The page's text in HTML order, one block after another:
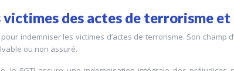
victimes des actes de terrorisme
indemniser les victimes d’actes de terrorisme. Son
ou non assuré.